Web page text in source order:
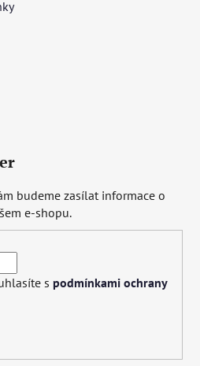
budeme zasílat informace o
e-shopu.
s podmínkami ochrany